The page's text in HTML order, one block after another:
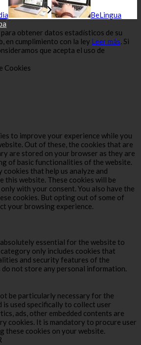
BeLingua
obtener datos estadísticos de su
en cumplimiento con la ley Leer más . Si
que acepta el uso de
Cookies
to improve your experience while you
Out of these, the cookies that are
are stored on your browser as they are
of basic functionalities of the website.
that help us analyze and
this website. These cookies will be
with your consent. You also have the
cookies. But opting out of some of
your browsing experience.
essential for the website to
only includes cookies that
and security features of the
do not store any personal information.
be particularly necessary for the
used specifically to collect user
ads, other embedded contents are
cookies. It is mandatory to procure user
these cookies on your website.